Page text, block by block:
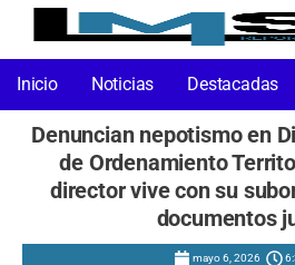
Inicio Noticias Destacadas
Denuncian nepotismo en
de Ordenamiento
director vive con su
documentos
mayo 6, 2026